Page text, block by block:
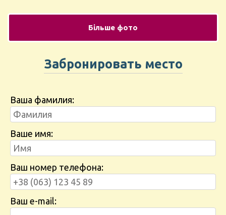
Більше фото
Забронировать место
Ваша фамилия:
Ваше имя:
Ваш номер телефона:
Ваш e-mail: